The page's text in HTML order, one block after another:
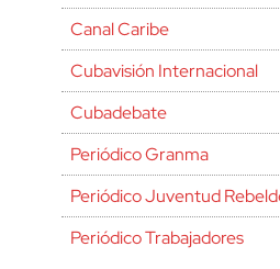
Canal Caribe
Cubavisión Internacional
Cubadebate
Periódico Granma
Periódico Juventud
Periódico Trabajadores